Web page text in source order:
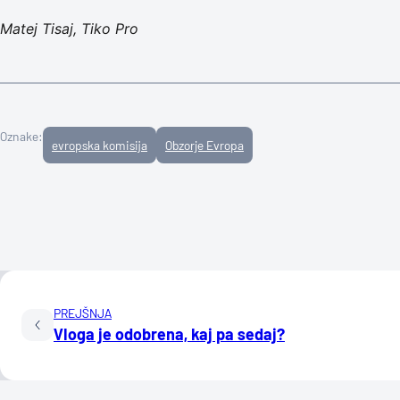
Matej Tisaj, Tiko Pro
Oznake:
evropska komisija Obzorje Evropa
PREJŠNJA
Vloga je odobrena, kaj pa sedaj?